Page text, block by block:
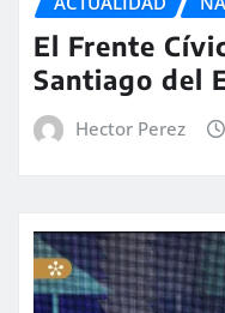
El Frente
Santiago del
Hector Perez